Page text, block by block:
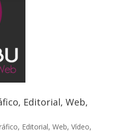
Editorial, Web,
Editorial, Web, Vídeo,